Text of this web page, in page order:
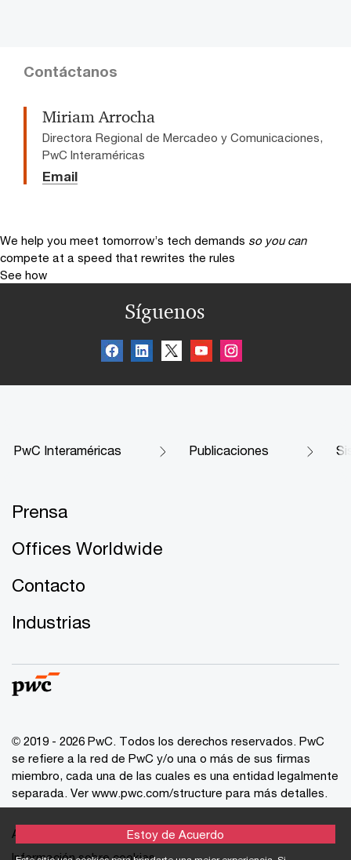
Contáctanos
Miriam Arrocha
Directora Regional de Mercadeo y Comunicaciones,
PwC Interaméricas
Email
We help you meet tomorrow’s tech demands so you can
compete at a speed that rewrites the rules
See how
Síguenos
PwC Interaméricas Publicaciones
Prensa
Offices Worldwide
Contacto
Industrias
© 2019 - 2026 PwC. Todos los derechos reservados. PwC
se refiere a la red de PwC y/o una o más de sus firmas
miembro, cada una de las cuales es una entidad legalmente
separada. Ver www.pwc.com/structure para más detalles.
Aviso de Privacidad
Información sobre cookies
Estoy de Acuerdo